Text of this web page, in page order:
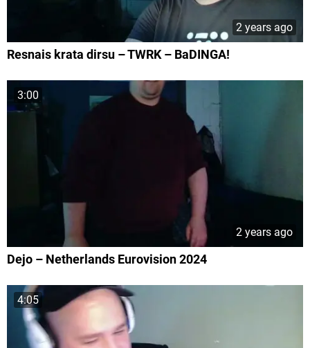
2 years ago
Resnais krata dirsu – TWRK – BaDINGA!
3:00
2 years ago
Dejo – Netherlands Eurovision 2024
4:05